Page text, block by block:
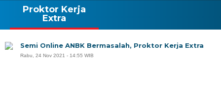
Proktor Kerja
Extra
Semi Online ANBK Bermasalah, Proktor Kerja Extra
Rabu, 24 Nov 2021 - 14:55 WIB